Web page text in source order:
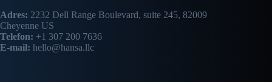
Adres: 2232 Dell Range Boulevard, suite 245, 82009
Cheyenne US
Telefon: +1 307 200 7636
E-mail: hello@hansa.llc